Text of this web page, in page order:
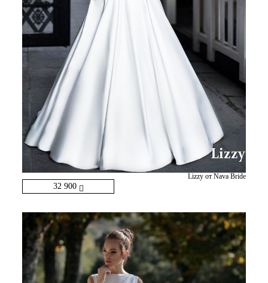
32 900
Lizzy от Nava Bride